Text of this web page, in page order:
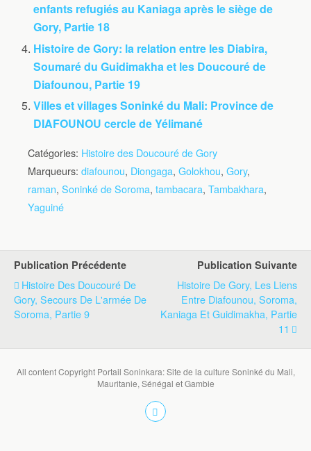
enfants refugiés au Kaniaga après le siège de
Gory, Partie 18
Histoire de Gory: la relation entre les Diabira,
Soumaré du Guidimakha et les Doucouré de
Diafounou, Partie 19
Villes et villages Soninké du Mali: Province de
DIAFOUNOU cercle de Yélimané
Catégories: Histoire des Doucouré de Gory
Marqueurs: diafounou, Diongaga, Golokhou, Gory,
raman, Soninké de Soroma, tambacara, Tambakhara,
Yaguiné
Publication Précédente
Histoire Des Doucouré De
Gory, Secours De L'armée De
Soroma, Partie 9
Publication Suivante
Histoire De Gory, Les Liens
Entre Diafounou, Soroma,
Kaniaga Et Guidimakha, Partie
11
All content Copyright Portail Soninkara: Site de la culture Soninké du Mali,
Mauritanie, Sénégal et Gambie